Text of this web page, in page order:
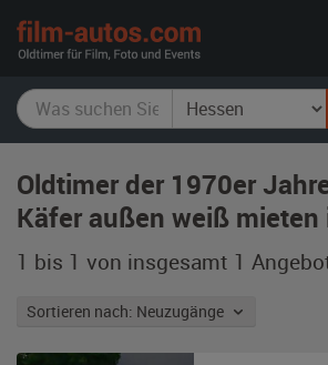
Oldtimer der 1970er
Käfer außen weiß mieten
1 bis 1 von insgesamt 1
Sortieren nach: Neuzugänge